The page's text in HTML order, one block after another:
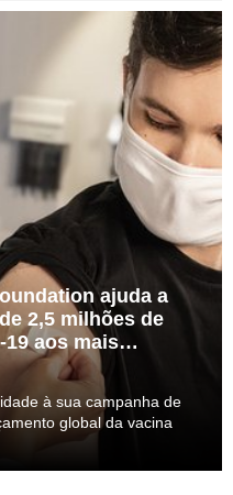
ajuda a
2,5 milhões de
19 aos mais
à sua campanha de
global da vacina